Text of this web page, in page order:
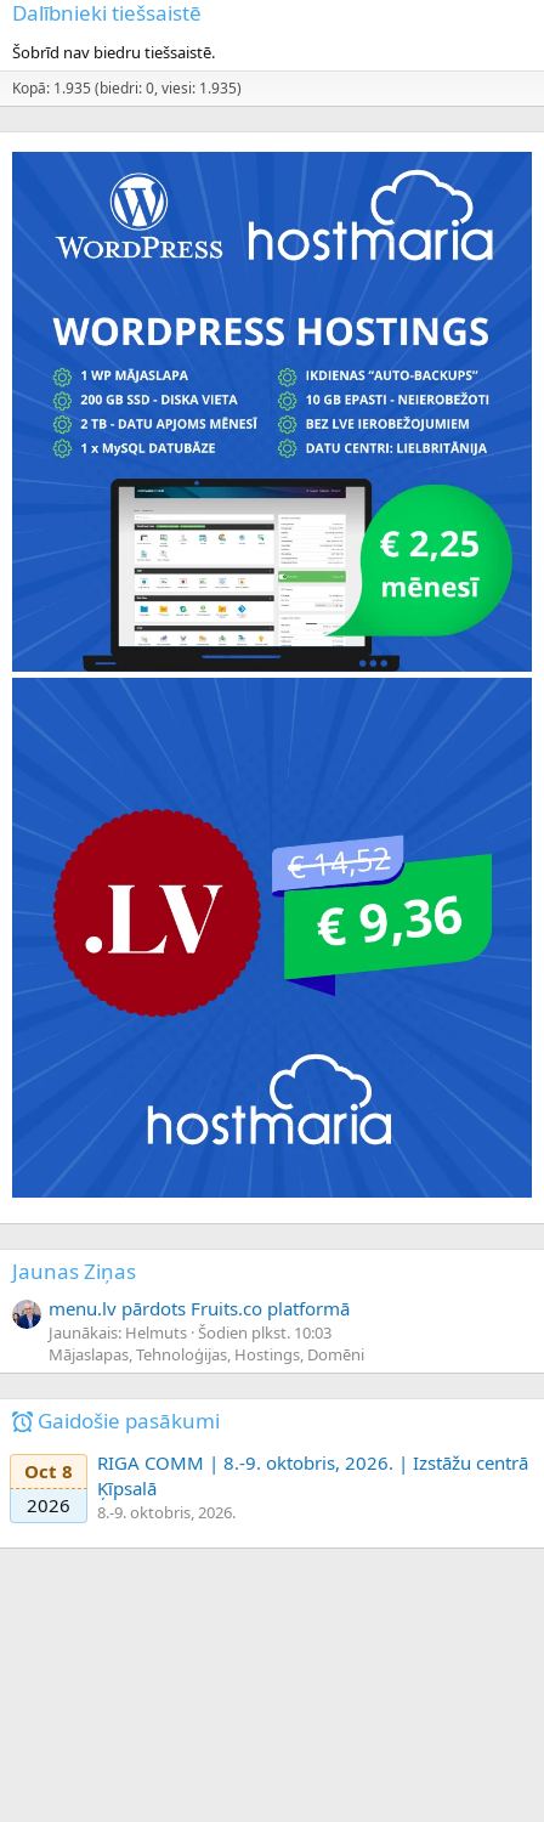
Dalībnieki tiešsaistē
Šobrīd nav biedru tiešsaistē.
Kopā: 1.935 (biedri: 0, viesi: 1.935)
Jaunas Ziņas
menu.lv pārdots Fruits.co platformā
Jaunākais: Helmuts Šodien plkst. 10:03
Mājaslapas, Tehnoloģijas, Hostings, Domēni
Gaidošie pasākumi
Oct 8
2026
RIGA COMM | 8.-9. oktobris, 2026. | Izstāžu centrā
Ķīpsalā
8.-9. oktobris, 2026.